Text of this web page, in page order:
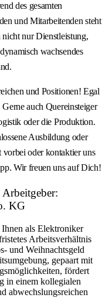
des gesamten
und Mitarbeitenden steht
nur Dienstleistung,
wachsendes
und Positionen! Egal
auch Quereinsteiger
oder die Produktion.
Ausbildung oder
vorbei oder kontaktier uns
Wir freuen uns auf Dich!
KG
als Elektroniker
Arbeitsverhältnis
und Weihnachtsgeld
gepaart mit
fördert
in einem kollegialen
abwechslungsreichen